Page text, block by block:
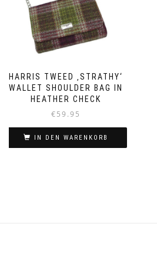
HARRIS TWEED ‚STRATHY‘
WALLET SHOULDER BAG IN
HEATHER CHECK
€59.95
IN DEN WARENKORB